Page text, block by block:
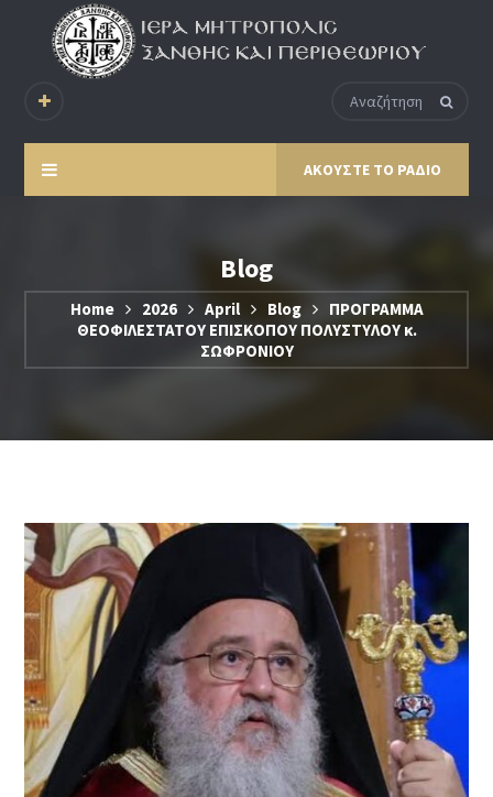
ΑΚΟΥΣΤΕ ΤΟ ΡΑΔΙΟ
Blog
Home 2026 April Blog
ΠΡΟΓΡΑΜΜΑ
ΘΕΟΦΙΛΕΣΤΑΤΟΥ ΕΠΙΣΚΟΠΟΥ ΠΟΛΥΣΤΥΛΟΥ κ.
ΣΩΦΡΟΝΙΟΥ